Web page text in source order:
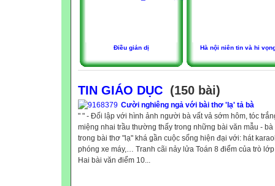
Điều giản dị Hà nội niên tin và hi
TIN GIÁO DỤC (150 bài)
Cười nghiêng ngả với bài thơ 'lạ' tả bà
" " - Đối lập với hình ảnh người bà vất vả sớm hôm, tóc
miệng nhai trầu thường thấy trong những bài văn mẫu - bà
trong bài thơ "lạ" khá gần cuộc sống hiện đại với: hát
phóng xe máy,… Tranh cãi nảy lửa Toán 8 điểm của trò
Hai bài văn điểm 10...